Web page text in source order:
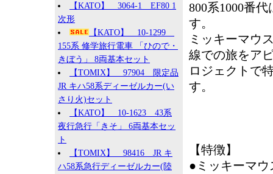
【KATO】 3064-1 EF80 1
次形
【KATO】 10-1299
155系 修学旅行電車 「ひので・
きぼう」 8両基本セット
【TOMIX】 97904 限定品
JR キハ58系ディーゼルカー(い
さり火)セット
【KATO】 10-1623 43系
夜行急行「きそ」 6両基本セッ
ト
【TOMIX】 98416 JR キ
ハ58系急行ディーゼルカー(陸
800系1000番
す。
ミッキーマウ
線での旅をア
ロジェクトで
す。
【特徴】
●ミッキーマ